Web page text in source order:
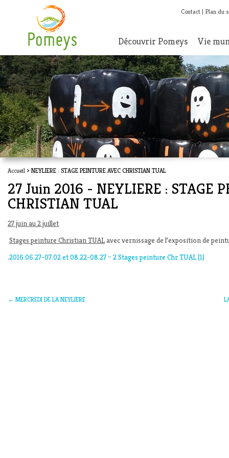
Contact Plan du
Découvrir Pomeys Vie
Accueil > NEYLIERE : STAGE PEINTURE AVEC CHRISTIAN TUAL
27 Juin 2016 - NEYLIERE : STAGE
CHRISTIAN TUAL
27 juin au 2 juillet
Stages peinture Christian TUALavec vernissage de l’exposition de
.2016.06.27-07.02 et 08.22-08.27 – 2 Stages peinture Chr TUAL (1)
← MERCREDI DE LA NEYLIERE